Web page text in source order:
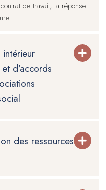
de travail, la réponse
d’accords
des ressources